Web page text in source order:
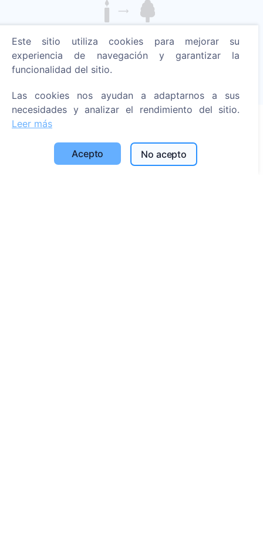
Enciende una vela digital - planta un árbol!
Leer más
Información
Acerca de CEMETY
Este sitio utiliza cookies para mejorar su
experiencia de navegación y garantizar la
funcionalidad del sitio.
Las cookies nos ayudan a adaptarnos a sus
necesidades y analizar el rendimiento del sitio.
Leer más
Acepto No acepto